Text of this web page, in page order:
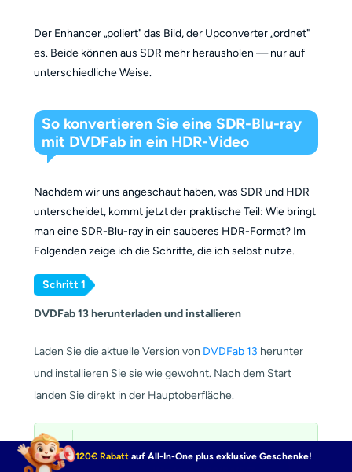
Der Enhancer „poliert" das Bild, der Upconverter „ordnet"
es. Beide können aus SDR mehr herausholen — nur auf
unterschiedliche Weise.
So konvertieren Sie eine SDR-Blu-ray
mit DVDFab in ein HDR-Video
Nachdem wir uns angeschaut haben, was SDR und HDR
unterscheidet, kommt jetzt der praktische Teil: Wie bringt
man eine SDR-Blu-ray in ein sauberes HDR-Format? Im
Folgenden zeige ich die Schritte, die ich selbst nutze.
Schritt 1
DVDFab 13 herunterladen und installieren
Laden Sie die aktuelle Version von DVDFab 13 herunter
und installieren Sie sie wie gewohnt. Nach dem Start
landen Sie direkt in der Hauptoberfläche.
Kostenlos Downloaden
120€ Rabatt auf All-In-One plus exklusive Geschenke!